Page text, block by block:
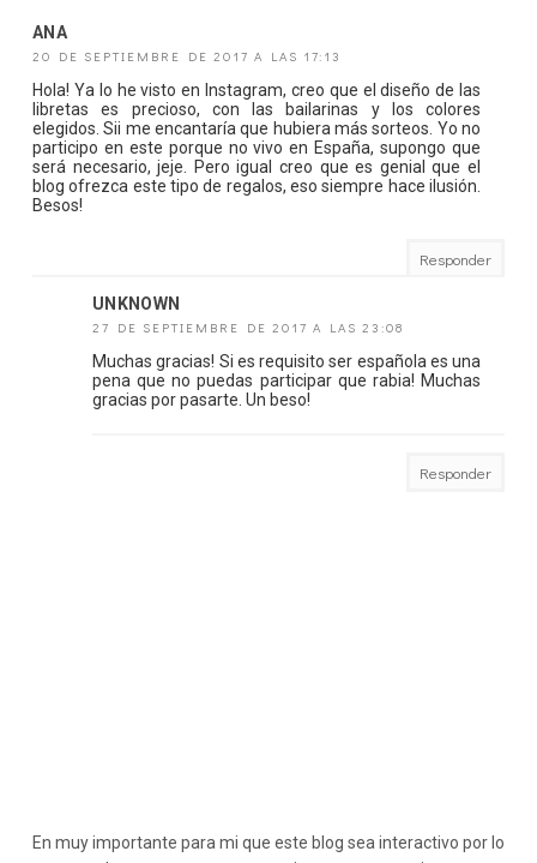
ANA
20 DE SEPTIEMBRE DE 2017 A LAS 17:13
Hola! Ya lo he visto en Instagram, creo que el diseño de las
libretas es precioso, con las bailarinas y los colores
elegidos. Sii me encantaría que hubiera más sorteos. Yo no
participo en este porque no vivo en España, supongo que
será necesario, jeje. Pero igual creo que es genial que el
blog ofrezca este tipo de regalos, eso siempre hace ilusión.
Besos!
Responder
UNKNOWN
27 DE SEPTIEMBRE DE 2017 A LAS 23:08
Muchas gracias! Si es requisito ser española es una
pena que no puedas participar que rabia! Muchas
gracias por pasarte. Un beso!
Responder
En muy importante para mi que este blog sea interactivo por lo